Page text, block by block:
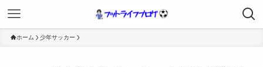
ホーム 少年サッカー